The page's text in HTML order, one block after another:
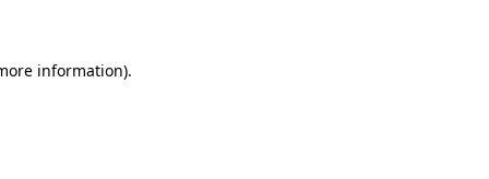
information).